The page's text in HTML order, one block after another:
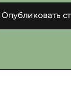
Опубликовать